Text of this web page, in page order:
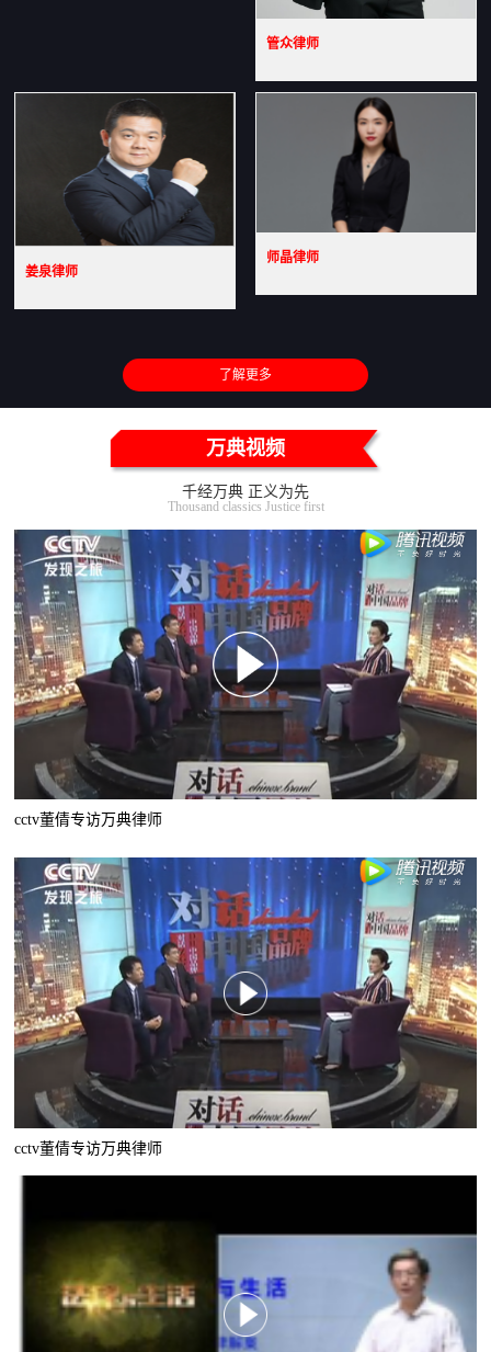
管众律师
姜泉律师
师晶律师
了解更多
万典视频
千经万典 正义为先
Thousand classics Justice first
cctv董倩专访万典律师
cctv董倩专访万典律师